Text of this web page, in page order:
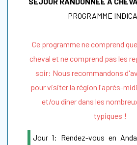
PROGRAMME
Ce programme ne comprend
cheval et ne comprend pas les
soir: Nous recommandons
pour visiter la région l'après-
et/ou dîner dans les
typiques !
Jour 1: Rendez-vous en